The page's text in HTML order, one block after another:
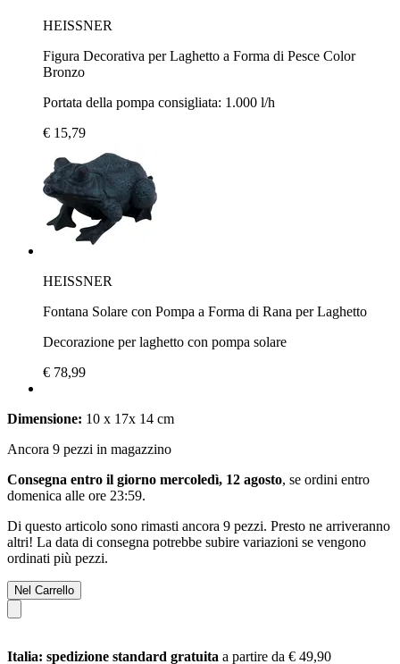
HEISSNER
Figura Decorativa per Laghetto a Forma di Pesce Color
Bronzo
Portata della pompa consigliata: 1.000 l/h
€ 15,79
HEISSNER
Fontana Solare con Pompa a Forma di Rana per Laghetto
Decorazione per laghetto con pompa solare
€ 78,99
Dimensione: 10 x 17x 14 cm
Ancora 9 pezzi in magazzino
Consegna entro il giorno mercoledì, 12 agosto, se ordini entro
domenica alle ore 23:59.
Di questo articolo sono rimasti ancora 9 pezzi. Presto ne arriveranno
altri! La data di consegna potrebbe subire variazioni se vengono
ordinati più pezzi.
Nel Carrello
Italia: spedizione standard gratuita a partire da € 49,90